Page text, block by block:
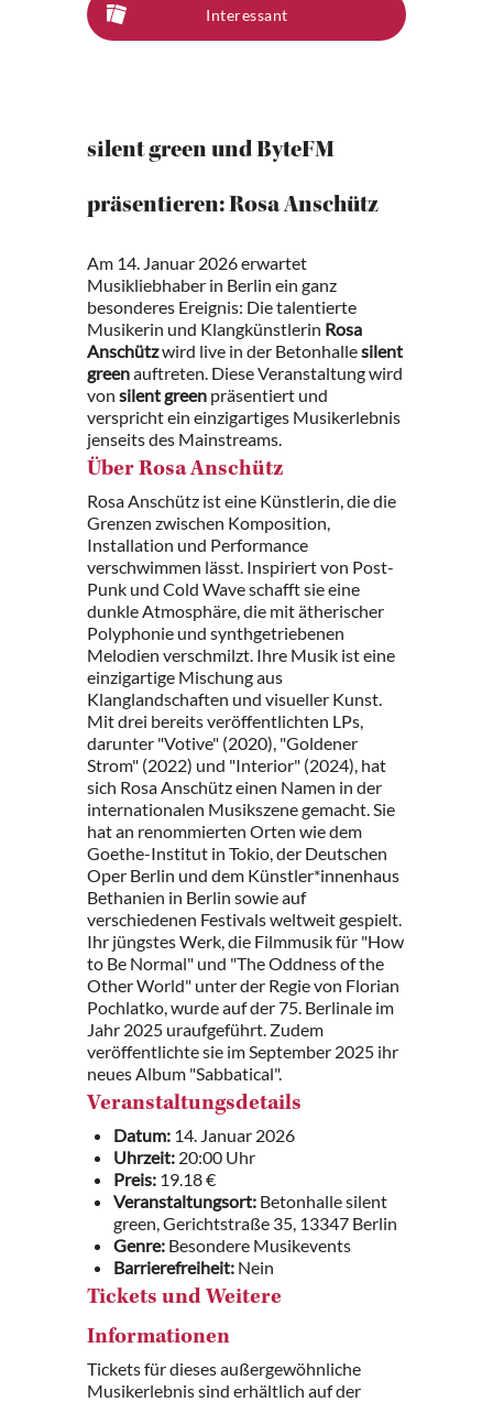
Interessant
silent green und ByteFM
präsentieren: Rosa Anschütz
Am 14. Januar 2026 erwartet
Musikliebhaber in Berlin ein ganz
besonderes Ereignis: Die talentierte
Musikerin und Klangkünstlerin Rosa
Anschützwird live in der Betonhallesilent
greenauftreten. Diese Veranstaltung wird
von silent green präsentiert und
verspricht ein einzigartiges Musikerlebnis
jenseits des Mainstreams.
Über Rosa Anschütz
Rosa Anschütz ist eine Künstlerin, die die
Grenzen zwischen Komposition,
Installation und Performance
verschwimmen lässt. Inspiriert von Post-
Punk und Cold Wave schafft sie eine
dunkle Atmosphäre, die mit ätherischer
Polyphonie und synthgetriebenen
Melodien verschmilzt. Ihre Musik ist eine
einzigartige Mischung aus
Klanglandschaften und visueller Kunst.
Mit drei bereits veröffentlichten LPs,
darunter "Votive" (2020), "Goldener
Strom" (2022) und "Interior" (2024), hat
sich Rosa Anschütz einen Namen in der
internationalen Musikszene gemacht. Sie
hat an renommierten Orten wie dem
Goethe-Institut in Tokio, der Deutschen
Oper Berlin und dem Künstler*innenhaus
Bethanien in Berlin sowie auf
verschiedenen Festivals weltweit gespielt.
Ihr jüngstes Werk, die Filmmusik für "How
to Be Normal" und "The Oddness of the
Other World" unter der Regie von Florian
Pochlatko, wurde auf der 75. Berlinale im
Jahr 2025 uraufgeführt. Zudem
veröffentlichte sie im September 2025 ihr
neues Album "Sabbatical".
Veranstaltungsdetails
Datum: 14. Januar 2026
Uhrzeit: 20:00 Uhr
Preis: 19.18 €
Veranstaltungsort: Betonhalle silent
green, Gerichtstraße 35, 13347 Berlin
Genre: Besondere Musikevents
Barrierefreiheit: Nein
Tickets und Weitere
Informationen
Tickets für dieses außergewöhnliche
Musikerlebnis sind erhältlich auf der